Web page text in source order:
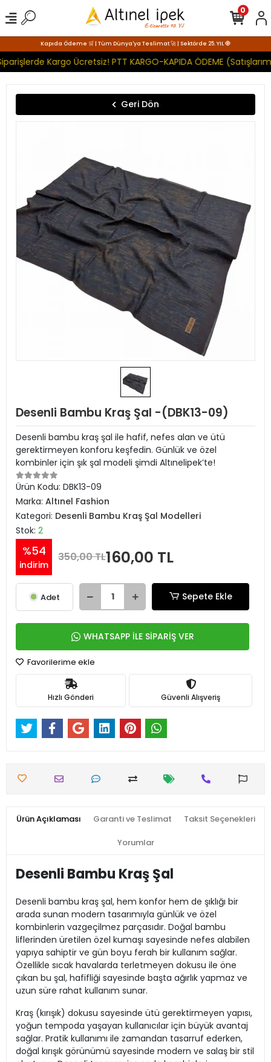
Kapıda Ödeme 🛒 | Tüm Dünya'ya Teslimat 🚀 | Sektörde 25. YIL 🧿
Kargo Ücretsiz! PTT KARGO-KAPIDA ÖDEME
0
Geri Dön
Desenli Bambu Kraş Şal -(DBK13-09)
Desenli bambu kraş şal ile hafif, nefes alan ve ütü
gerektirmeyen konforu keşfedin. Günlük ve özel
kombinler için şık şal modeli şimdi Altınelipek’te!
Ürün Kodu: DBK13-09
Marka: Altınel Fashion
Kategori: Desenli Bambu Kraş Şal Modelleri
Stok: 2
%54
indirim
350,00 TL160,00 TL
Adet Sepete Ekle
WHATSAPP İLE SİPARİŞ VER
Favorilerime ekle
Hızlı Gönderi Güvenli Alışveriş
Ürün Açıklaması Garanti ve Teslimat Taksit Seçenekleri
Yorumlar
Desenli Bambu Kraş Şal
Desenli bambu kraş şal, hem konfor hem de şıklığı bir
arada sunan modern tasarımıyla günlük ve özel
kombinlerin vazgeçilmez parçasıdır. Doğal bambu
liflerinden üretilen özel kumaşı sayesinde nefes alabilen
yapıya sahiptir ve gün boyu ferah bir kullanım sağlar.
Özellikle sıcak havalarda terletmeyen dokusu ile öne
çıkan bu şal, hafifliği sayesinde başta ağırlık yapmaz ve
uzun süre rahat kullanım sunar.
Kraş (kırışık) dokusu sayesinde ütü gerektirmeyen yapısı,
yoğun tempoda yaşayan kullanıcılar için büyük avantaj
sağlar. Pratik kullanımı ile zamandan tasarruf ederken,
doğal kırışık görünümü sayesinde modern ve salaş bir stil